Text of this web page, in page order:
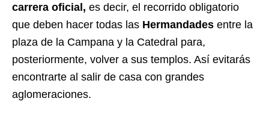
carrera oficial, es decir, el recorrido obligatorio
que deben hacer todas las Hermandades entre la
plaza de la Campana y la Catedral para,
posteriormente, volver a sus templos. Así evitarás
encontrarte al salir de casa con grandes
aglomeraciones.